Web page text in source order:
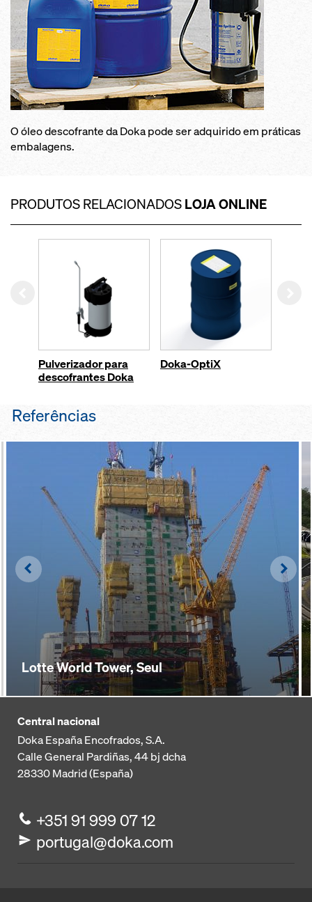
O óleo descofrante da Doka pode ser adquirido em práticas
embalagens.
PRODUTOS RELACIONADOS LOJA ONLINE
Pulverizador para
descofrantes Doka
Doka-OptiX
Referências
Lotte World Tower, Seul
Left
Central nacional
Doka España Encofrados, S.A.
Calle General Pardiñas, 44 bj dcha
28330Madrid (España)
+351 91 999 07 12
portugal@doka.com